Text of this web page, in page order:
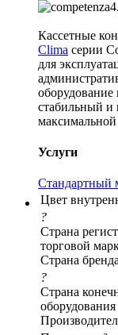
Кассетные
Clima серии
для
стабильный и
Услуги
Стандартный
Цвет
?
Страна
торговой
Страна бренда
?
Страна
оборудования